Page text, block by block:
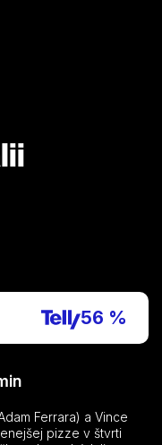
56 %
Ferrara) a Vince
pizze v štvrti